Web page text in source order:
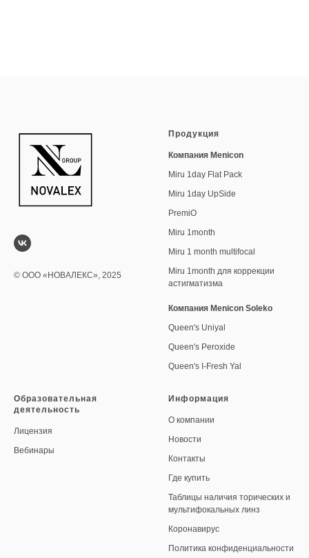
© ООО «НОВАЛЕКС», 2025
Продукция
Компания Menicon
Miru 1day Flat Pack
Miru 1day UpSide
PremiO
Miru 1month
Miru 1 month multifocal
Miru 1month для коррекции
астигматизма
Компания Menicon Soleko
Queen's Uniyal
Queen's Peroxide
Queen's I-Fresh Yal
Образовательная
деятельность
Лицензия
Вебинары
Информация
О компании
Новости
Контакты
Где купить
Таблицы наличия торических и
мультифокальных линз
Коронавирус
Политика конфиденциальности